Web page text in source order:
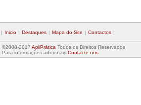
| Inicio | Destaques | Mapa do Site | Contactos |
©2008-2017 ApliPrática Todos os Direitos Reservados
Para informações adicionais Contacte-nos